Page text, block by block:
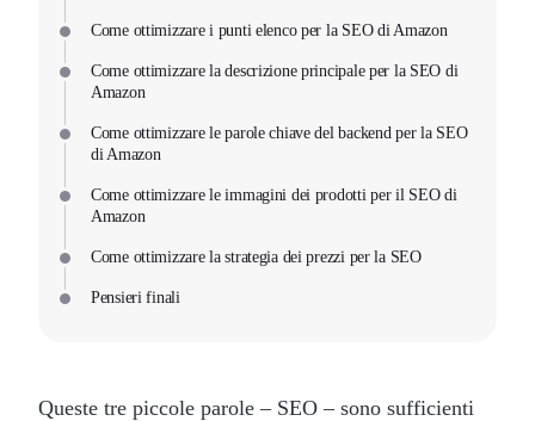
Come ottimizzare i punti elenco per la SEO di Amazon
Come ottimizzare la descrizione principale per la SEO di
Amazon
Come ottimizzare le parole chiave del backend per la SEO
di Amazon
Come ottimizzare le immagini dei prodotti per il SEO di
Amazon
Come ottimizzare la strategia dei prezzi per la SEO
Pensieri finali
Queste tre piccole parole – SEO – sono sufficienti